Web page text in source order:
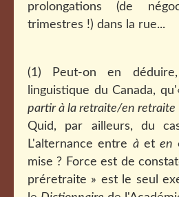
prolongations (de
trimestres !) dans la rue...
(1) Peut-on en
linguistique du Canada,
partir à la retraite/en retraite
Quid, par ailleurs, du
L'alternance entre àeten
mise ? Force est de
préretraite » est le seul